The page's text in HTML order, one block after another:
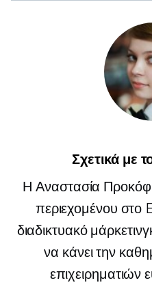
Σχετικά με
Η Αναστασία
περιεχομένου στο
διαδικτυακό
να κάνει την
επιχειρηματιών